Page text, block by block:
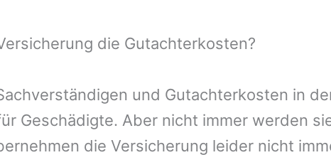
die Gutachterkosten?
und Gutachterkosten in
Geschädigte. Aber nicht immer werden
die Versicherung leider nicht